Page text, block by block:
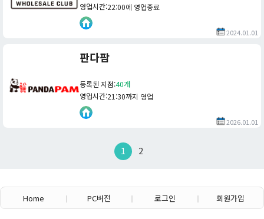
영업시간:22:00에 영업종료
2024.01.01
판다팜
등록된 지점:40개
영업시간:21:30까지 영업
2026.01.01
1 2
Home PC버전 로그인 회원가입